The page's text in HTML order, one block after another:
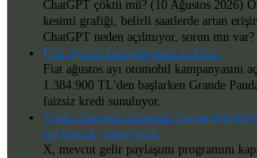
ChatGPT çöktü mü? (10 Ağustos 2026)
kesinti grafiği, belirli saatlerde artan
ChatGPT neden açılmıyor, sorun mu var?
Fiat ağustos kampanyasını açıkladı
Fiat ağustos ayı otomobil kampanyasını
1.384.900 TL'den başlarken Grande
faizsiz kredi sunuluyor.
X para kazanma sistemini baştan
paylaşmak yetmeyecek
X, mevcut gelir paylaşımı programını